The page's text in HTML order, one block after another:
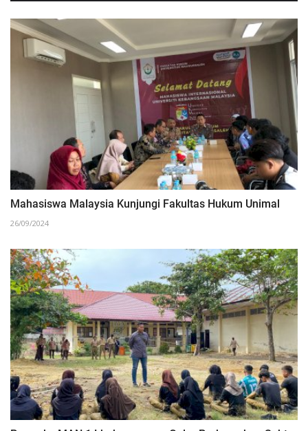
Mahasiswa Malaysia Kunjungi Fakultas Hukum Unimal
26/09/2024